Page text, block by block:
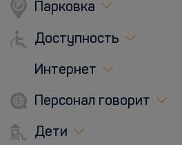
Парковка
Доступность
Интернет
Персонал говорит
Дети